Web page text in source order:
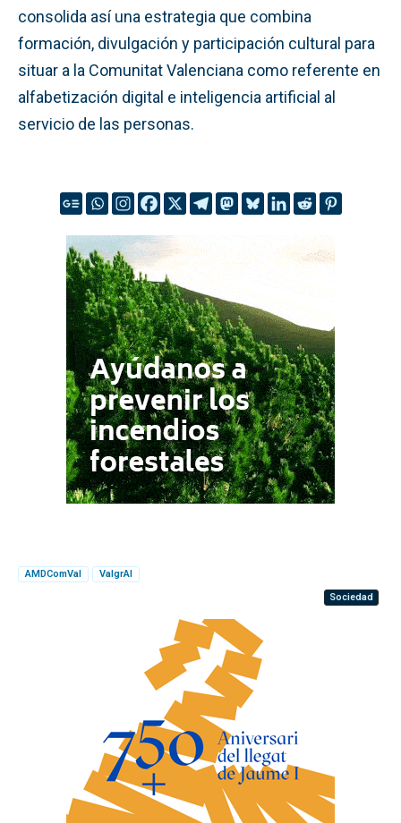
consolida así una estrategia que combina
formación, divulgación y participación cultural para
situar a la Comunitat Valenciana como referente en
alfabetización digital e inteligencia artificial al
servicio de las personas.
AMDComVal
ValgrAI
Sociedad